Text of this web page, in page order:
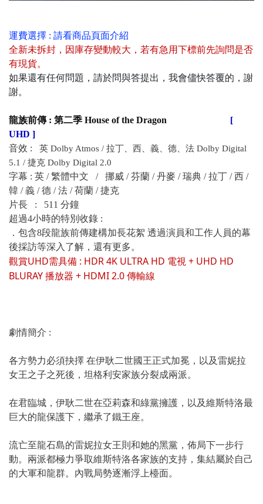
運費選擇 : 請看商品頁面介紹
全新未拆封 ， 因庫存變動較大，若有急用下標前先詢問是否
有現貨。
如果還有任何問題，請於問與答提出，我會儘快答覆的，謝
謝。
龍族前傳 : 第二季 House of the Dragon
[
UHD ]
音效 : 英 Dolby Atmos / 拉丁、西、義、德、法 Dolby Digital
5.1 / 捷克 Dolby Digital 2.0
字幕 : 英 / 繁體中文 / 挪威 / 芬蘭 / 丹麥 / 瑞典 / 拉丁 / 西 /
韓 / 義 / 德 / 法 / 荷蘭 / 捷克
片長 : 511 分鐘
超過4小時的特別收錄 :
． 包含8段龍族前傳建構加長花絮 透過演員和工作人​​員的幕
後採訪等深入了解，還有更多。
觀賞UHD需具備 : HDR 4K ULTRA HD 電視 + UHD HD
BLURAY 播放器 + HDMI 2.0 傳輸線
劇情簡介 :
各方勢力必須抉擇 在伊耿二世國王正式加冕，以及雷妮拉
女王之子之死後，坦格利安家族分裂成兩派。
在君臨城，伊耿二世在亞莉森和綠黨擁護，以及維斯特洛最
巨大的龍保護下，繼承了鐵王座。
流亡至龍石島的雷妮拉女王則和她的黑黨，佈局下一步行
動。兩派都極力爭取維斯特洛各家族的支持，集結屬於自己
的大軍和龍群。內戰局勢逐漸浮上檯面。